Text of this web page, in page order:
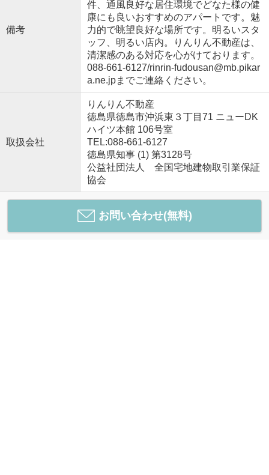
備考
件、通風良好な居住環境でどなた様の健
康にも良いおすすめのアパートです。魅
力的で眺望良好な場所です。明るいスタ
ッフ、明るい店内。りんりん不動産は、
清潔感のある対応を心がけております。
088-661-6127/rinrin-fudousan@mb.pikar
a.ne.jpまでご連絡ください。
取扱会社
りんりん不動産
徳島県徳島市沖浜東３丁目71 ニューDK
ハイツ本館 106号室
TEL:088-661-6127
徳島県知事 (1) 第3128号
公益社団法人 全国宅地建物取引業保証
協会
お問い合わせ(無料)